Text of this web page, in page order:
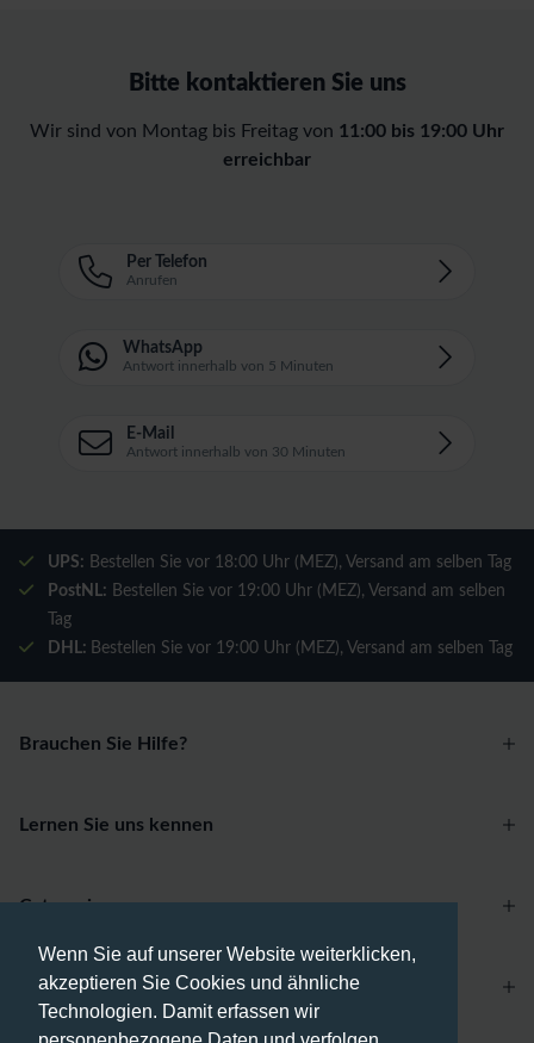
Wenn Sie auf unserer Website weiterklicken,
akzeptieren Sie Cookies und ähnliche
Technologien. Damit erfassen wir
Bitte kontaktieren Sie uns
Wir sind von Montag bis Freitag von 11:00 bis 19:00 Uhr
erreichbar
Per Telefon
Anrufen
WhatsApp
Antwort innerhalb von 5 Minuten
E-Mail
Antwort innerhalb von 30 Minuten
UPS: Bestellen Sie vor 18:00 Uhr (MEZ), Versand am selben Tag
PostNL: Bestellen Sie vor 19:00 Uhr (MEZ), Versand am selben
Tag
DHL: Bestellen Sie vor 19:00 Uhr (MEZ), Versand am selben Tag
Brauchen Sie Hilfe?
Lernen Sie uns kennen
Categories
Account